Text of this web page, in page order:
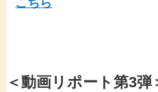
こちら
＜動画リポート第3